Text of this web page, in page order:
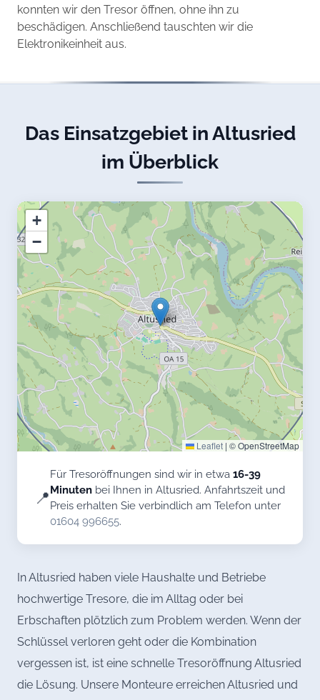
konnten wir den Tresor öffnen, ohne ihn zu
beschädigen. Anschließend tauschten wir die
Elektronikeinheit aus.
Das Einsatzgebiet in Altusried
im Überblick
+
−
Leaflet | © OpenStreetMap
📍
Für Tresoröffnungen sind wir in etwa 16-39
Minuten bei Ihnen in Altusried. Anfahrtszeit und
Preis erhalten Sie verbindlich am Telefon unter
01604 996655.
In Altusried haben viele Haushalte und Betriebe
hochwertige Tresore, die im Alltag oder bei
Erbschaften plötzlich zum Problem werden. Wenn der
Schlüssel verloren geht oder die Kombination
vergessen ist, ist eine schnelle Tresoröffnung Altusried
die Lösung. Unsere Monteure erreichen Altusried und